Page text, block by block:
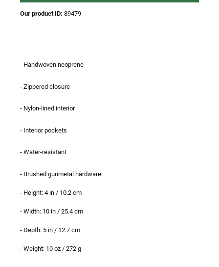
Our product ID: 89479
- Handwoven neoprene
- Zippered closure
- Nylon-lined interior
- Interior pockets
- Water-resistant
- Brushed gunmetal hardware
- Height: 4 in / 10.2 cm
- Width: 10 in / 25.4 cm
- Depth: 5 in / 12.7 cm
- Weight: 10 oz / 272 g